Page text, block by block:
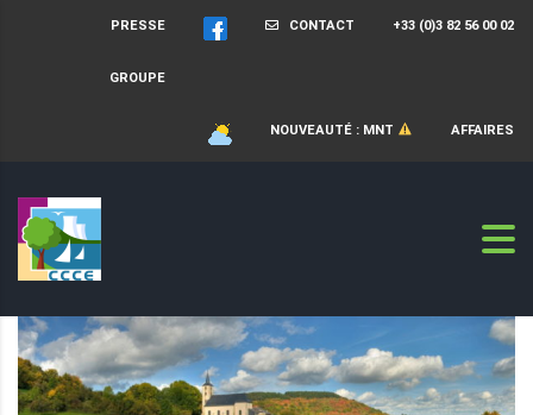
+33 (0)3 82 56 00 02
CONTACT
PRESSE
GROUPE
AFFAIRES
NOUVEAUTÉ : MNT